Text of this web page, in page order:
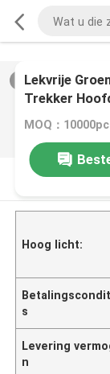
/0
Lekvrije
Trekker
MOQ：
Hoog licht:
s
Levering
n